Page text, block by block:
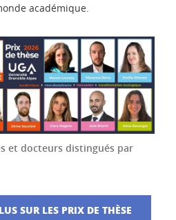
académique.
et docteurs distingués par
SUR LES PRIX DE THÈSE